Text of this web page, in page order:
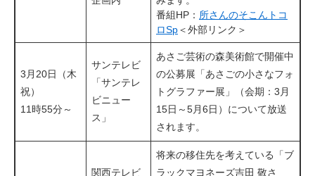
番組HP： 所さんのそこんトコ
ロSp＜外部リンク＞
3月20日（木
祝）
11時55分～
サンテレビ
「サンテレ
ビニュー
ス」
あさご芸術の森美術館で開催中
の公募展「あさごの小さなフォ
トグラファー展」（会期：3月
15日～5月6日）について放送
されます。
関西テレビ
将来の移住先を考えている「ブ
ラックマヨネーズ吉田 敬さ